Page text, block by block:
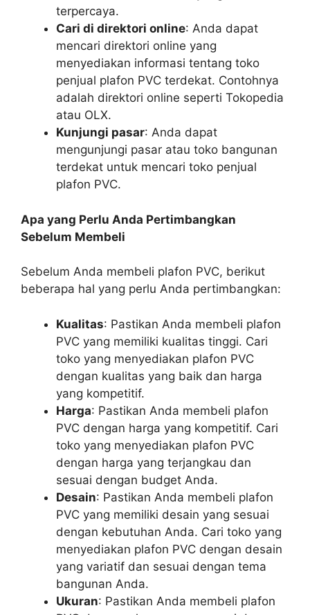
terpercaya.
Cari di direktori online: Anda dapat
mencari direktori online yang
menyediakan informasi tentang toko
penjual plafon PVC terdekat. Contohnya
adalah direktori online seperti Tokopedia
atau OLX.
Kunjungi pasar: Anda dapat
mengunjungi pasar atau toko bangunan
terdekat untuk mencari toko penjual
plafon PVC.
Apa yang Perlu Anda Pertimbangkan
Sebelum Membeli
Sebelum Anda membeli plafon PVC, berikut
beberapa hal yang perlu Anda pertimbangkan:
Kualitas: Pastikan Anda membeli plafon
PVC yang memiliki kualitas tinggi. Cari
toko yang menyediakan plafon PVC
dengan kualitas yang baik dan harga
yang kompetitif.
Harga: Pastikan Anda membeli plafon
PVC dengan harga yang kompetitif. Cari
toko yang menyediakan plafon PVC
dengan harga yang terjangkau dan
sesuai dengan budget Anda.
Desain: Pastikan Anda membeli plafon
PVC yang memiliki desain yang sesuai
dengan kebutuhan Anda. Cari toko yang
menyediakan plafon PVC dengan desain
yang variatif dan sesuai dengan tema
bangunan Anda.
Ukuran: Pastikan Anda membeli plafon